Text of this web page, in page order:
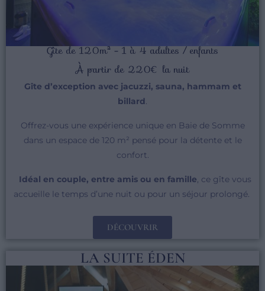
Gîte de 120m² - 1 à 4 adultes / enfants
À partir de 220€ la nuit
Gîte d’exception avec jacuzzi, sauna, hammam et
billard.
Offrez-vous une expérience unique en Baie de Somme
dans un espace de 120 m² pensé pour la détente et le
confort.
Idéal en couple, entre amis ou en famille, ce gîte vous
accueille le temps d’une nuit ou pour un séjour prolongé.
DÉCOUVRIR
LA SUITE ÉDEN